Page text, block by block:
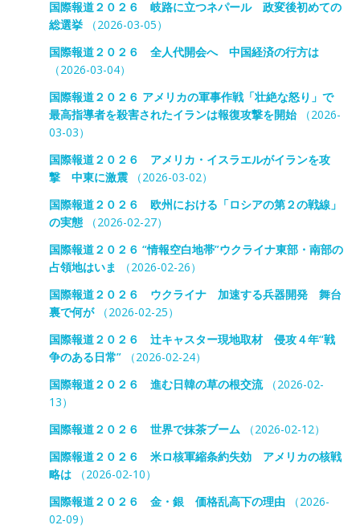
国際報道２０２６ 岐路に立つネパール 政変後初めての
総選挙（2026-03-05）
国際報道２０２６ 全人代開会へ 中国経済の行方は
（2026-03-04）
国際報道２０２６ アメリカの軍事作戦「壮絶な怒り」で
最高指導者を殺害されたイランは報復攻撃を開始（2026-
03-03）
国際報道２０２６ アメリカ・イスラエルがイランを攻
撃 中東に激震（2026-03-02）
国際報道２０２６ 欧州における「ロシアの第２の戦線」
の実態（2026-02-27）
国際報道２０２６ “情報空白地帯”ウクライナ東部・南部の
占領地はいま
（2026-02-26）
国際報道２０２６ ウクライナ 加速する兵器開発 舞台
裏で何が（2026-02-25）
国際報道２０２６ 辻キャスター現地取材 侵攻４年“戦
争のある日常”（2026-02-24）
国際報道２０２６ 進む日韓の草の根交流（2026-02-
13）
国際報道２０２６ 世界で抹茶ブーム（2026-02-12）
国際報道２０２６ 米ロ核軍縮条約失効 アメリカの核戦
略は（2026-02-10）
国際報道２０２６ 金・銀 価格乱高下の理由（2026-
02-09）